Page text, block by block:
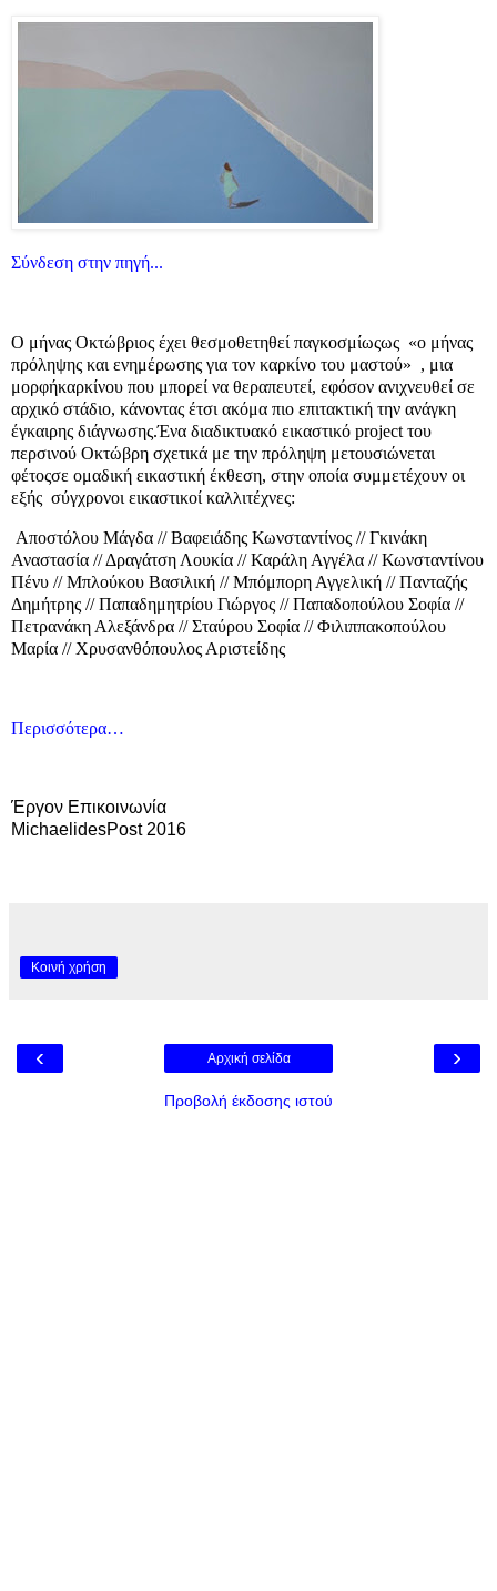
Σύνδεση στην πηγή...
Ο μήνας Οκτώβριος έχει θεσμοθετηθεί παγκοσμίωςως «ο μήνας
πρόληψης και ενημέρωσης για τον καρκίνο του μαστού» , μια
μορφήκαρκίνου που μπορεί να θεραπευτεί, εφόσον ανιχνευθεί σε
αρχικό στάδιο, κάνοντας έτσι ακόμα πιο επιτακτική την ανάγκη
έγκαιρης διάγνωσης.Ένα διαδικτυακό εικαστικό project του
περσινού Οκτώβρη σχετικά με την πρόληψη μετουσιώνεται
φέτοςσε ομαδική εικαστική έκθεση, στην οποία συμμετέχουν οι
εξής σύγχρονοι εικαστικοί καλλιτέχνες:
Αποστόλου Μάγδα // Βαφειάδης Κωνσταντίνος // Γκινάκη
Αναστασία // Δραγάτση Λουκία // Καράλη Αγγέλα // Κωνσταντίνου
Πένυ // Μπλούκου Βασιλική // Μπόμπορη Αγγελική // Πανταζής
Δημήτρης // Παπαδημητρίου Γιώργος // Παπαδοπούλου Σοφία //
Πετρανάκη Αλεξάνδρα // Σταύρου Σοφία // Φιλιππακοπούλου
Μαρία // Χρυσανθόπουλος Αριστείδης
Περισσότερα…
Έργον Επικοινωνία
MichaelidesPost 2016
Κοινή χρήση
‹ ›
Αρχική σελίδα
Προβολή έκδοσης ιστού